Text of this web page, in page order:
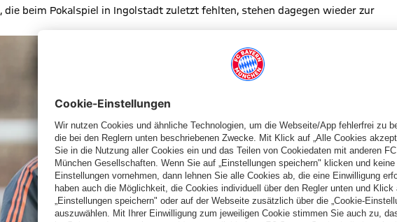
, die beim Pokalspiel in Ingolstadt zuletzt fehlten, stehen dagegen wieder zur